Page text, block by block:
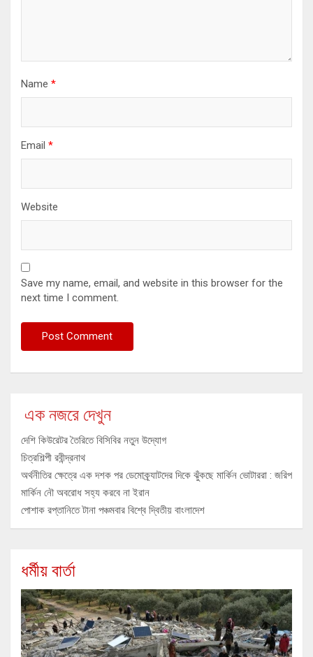
Name *
Email *
Website
Save my name, email, and website in this browser for the
next time I comment.
এক নজরে দেখুন
দেশি কিউরেটর তৈরিতে বিসিবির নতুন উদ্যোগ
চিত্রশিল্পী রবীন্দ্রনাথ
অর্থনীতির ক্ষেত্রে এক দশক পর ডেমোক্র্যাটদের দিকে ঝুঁকছে মার্কিন ভোটাররা : জরিপ
মার্কিন নৌ অবরোধ সহ্য করবে না ইরান
পোশাক রপ্তানিতে টানা পঞ্চমবার বিশ্বে দ্বিতীয় বাংলাদেশ
ধর্মীয় বার্তা